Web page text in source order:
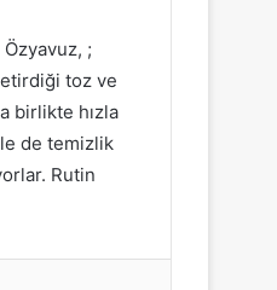
;
toz ve
birlikte hızla
de temizlik
Rutin